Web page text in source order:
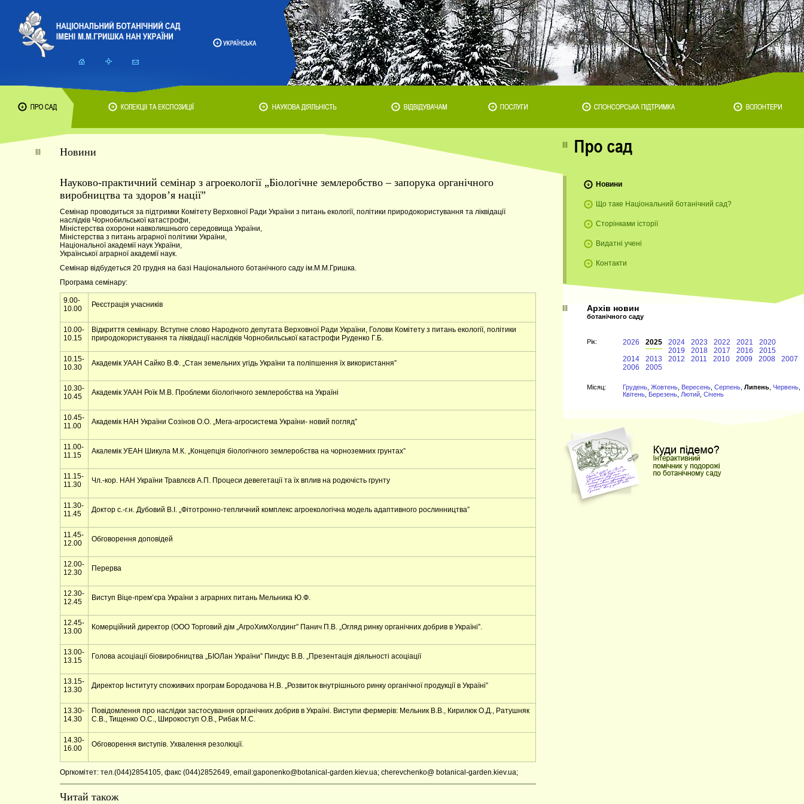
Новини
Науково-практичний семінар з агроекології „Біологічне землеробство – запорука органічного
виробництва та здоров’я нації”
Семінар проводиться за підтримки Комітету Верховної Ради України з питань екології, політики природокористування та ліквідації
наслідків Чорнобильської катастрофи,
Міністерства охорони навколишнього середовища України,
Міністерства з питань аграрної політики України,
Національної академії наук України,
Української аграрної академії наук.
Семінар відбудеться 20 грудня на базі Національного ботанічного саду ім.М.М.Гришка.
Програма семінару:
9.00-
10.00
Реєстрація учасників
10.00-
10.15
Відкриття семінару. Вступне слово Народного депутата Верховної Ради України, Голови Комітету з питань екології, політики
природокористування та ліквідації наслідків Чорнобильської катастрофи Руденко Г.Б.
10.15-
10.30
Академік УААН Сайко В.Ф. „Стан земельних угідь України та поліпшення їх використання”
10.30-
10.45
Академік УААН Роїк М.В. Проблеми біологічного землеробства на Україні
10.45-
11.00
Академік НАН України Созінов О.О. „Мега-агросистема України- новий погляд”
11.00-
11.15
Акалемік УЕАН Шикула М.К. „Концепція біологічного землеробства на чорноземних грунтах”
11.15-
11.30
Чл.-кор. НАН України Травлєєв А.П. Процеси девегетації та їх вплив на родючість грунту
11.30-
11.45
Доктор с.-г.н. Дубовий В.І. „Фітотронно-тепличний комплекс агроекологічна модель адаптивного рослинництва”
11.45-
12.00
Обговорення доповідей
12.00-
12.30
Перерва
12.30-
12.45
Виступ Віце-прем’єра України з аграрних питань Мельника Ю.Ф.
12.45-
13.00
Комерційний директор (ООО Торговий дім „АгроХимХолдинг” Панич П.В. „Огляд ринку органічних добрив в Україні”.
13.00-
13.15
Голова асоціації біовиробництва „БІОЛан України” Пиндус В.В. „Презентація діяльності асоціації
13.15-
13.30
Директор Інституту споживчих програм Бородачова Н.В. „Розвиток внутрішнього ринку органічної продукції в Україні”
13.30-
14.30
Повідомлення про наслідки застосування органічних добрив в Україні. Виступи фермерів: Мельник В.В., Кирилюк О.Д., Ратушняк
С.В., Тищенко О.С., Широкоступ О.В., Рибак М.С.
14.30-
16.00
Обговорення виступів. Ухвалення резолюції.
Оргкомітет: тел.(044)2854105, факс (044)2852649, email:gaponenko@botanical-garden.kiev.ua; cherevchenko@ botanical-garden.kiev.ua;
Читай також
Новини
Що таке Національний ботанічний сад?
Сторінками історії
Видатні учені
Контакти
Архів новин
ботанічного саду
Рiк: 2026 2025 2024 2023 2022 2021
2020
2019
2018 2017 2016
2015
2014
2013 2012 2011 2010 2009 2008
2007
2006
2005
Мiсяц: Грудень Жовтень Вересень Серпень Липень Червень
Квітень Березень Лютий Січень